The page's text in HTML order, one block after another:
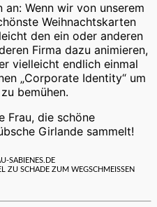
Wenn wir von unserem
Weihnachtskarten
den ein oder anderen
Firma dazu animieren,
vielleicht endlich einmal
„Corporate Identity“ um
bemühen.
Frau, die schöne
Girlande sammelt!
SABIENES.DE
SCHADE ZUM WEGSCHMEISSEN ©